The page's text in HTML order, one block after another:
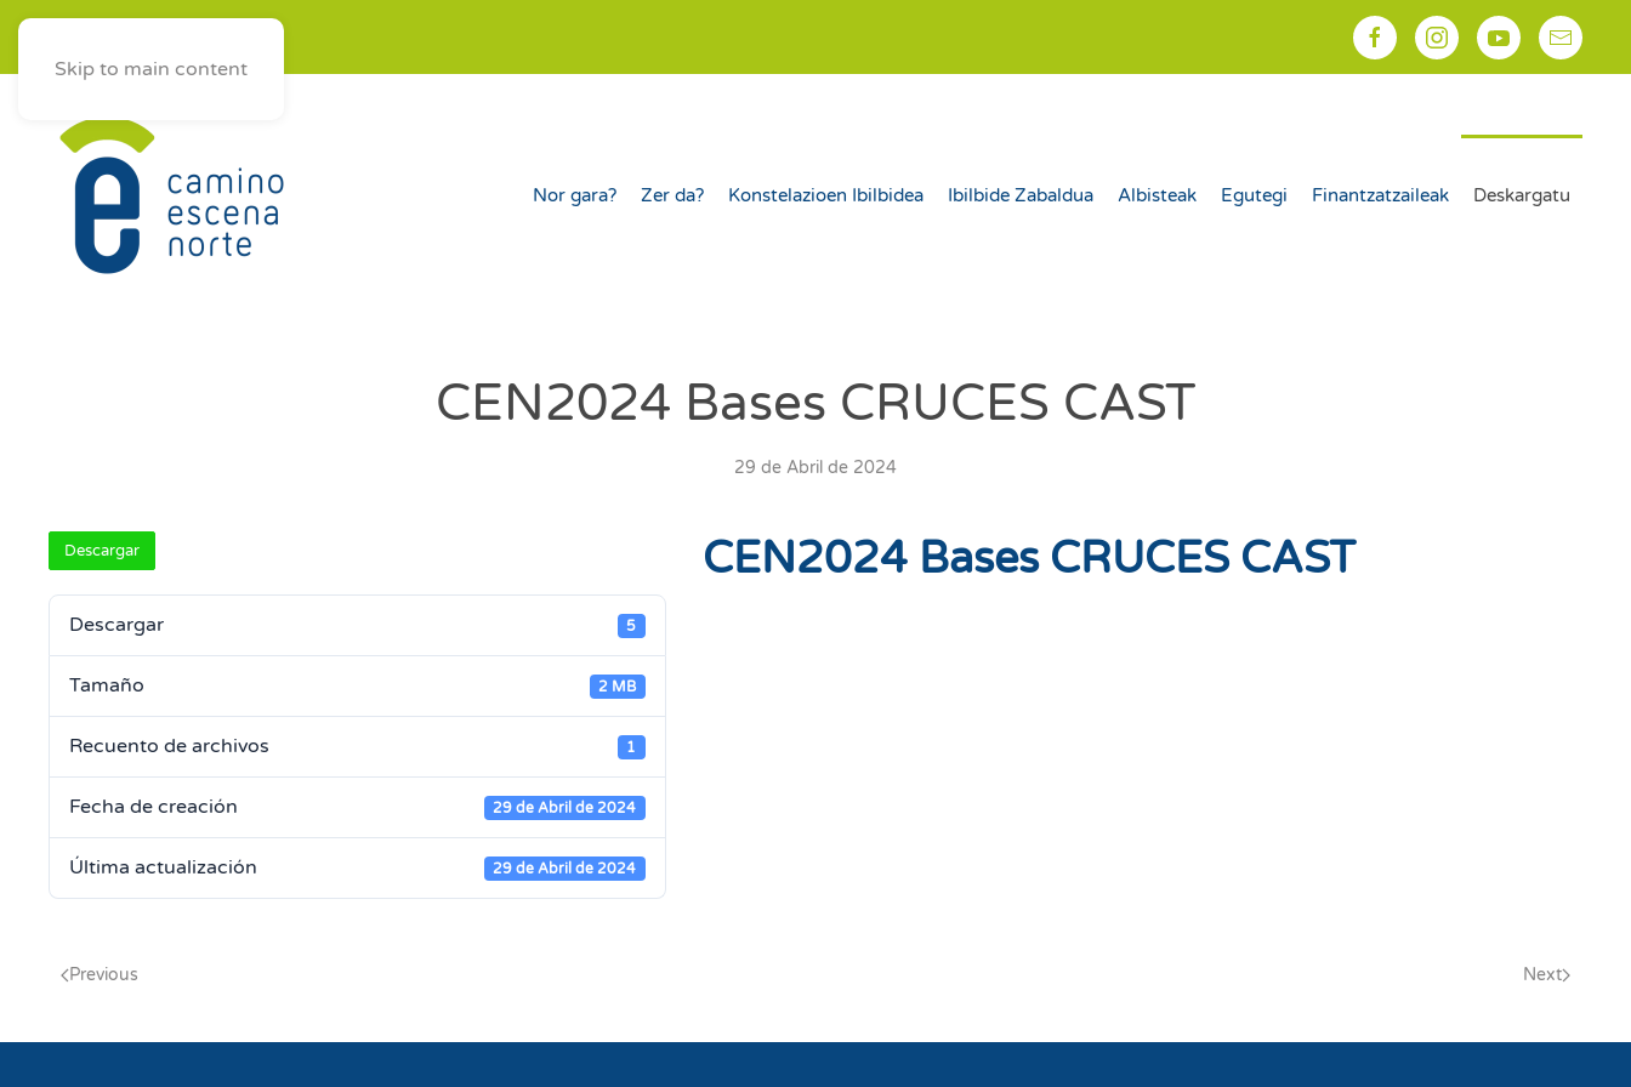
Skip to main content
Nor gara? Zer da? Konstelazioen Ibilbidea Ibilbide Zabaldua Albisteak Egutegi Finantzatzaileak Deskargatu
CEN2024 Bases CRUCES CAST
29 de Abril de 2024
Descargar
Descargar 5
Tamaño 2 MB
Recuento de archivos 1
Fecha de creación 29 de Abril de 2024
Última actualización 29 de Abril de 2024
CEN2024 Bases CRUCES CAST
Previous Next